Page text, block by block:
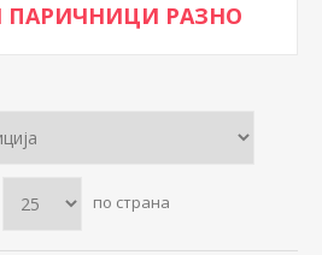
ПАРИЧНИЦИ РАЗНО
по страна